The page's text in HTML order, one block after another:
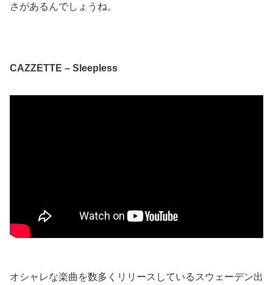
さがあるんでしょうね。
CAZZETTE – Sleepless
オシャレな楽曲を数多くリリースしているスウェーデン出